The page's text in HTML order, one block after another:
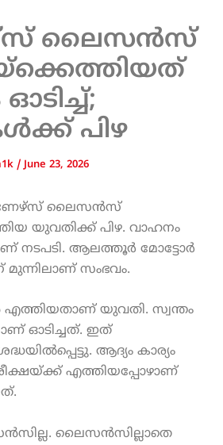
ലൈസൻസ്
പിഴ
/ June 23, 2026
ലൈസൻസ്
യുവതിക്ക് പിഴ. വാഹനം
നടപടി. ആലത്തൂർ മോട്ടോർ
സംഭവം.
യുവതി. സ്വന്തം
ഓടിച്ചത്. ഇത്
ആദ്യം കാര്യം
എത്തിയപ്പോഴാണ്
ലൈസൻസില്ലാതെ